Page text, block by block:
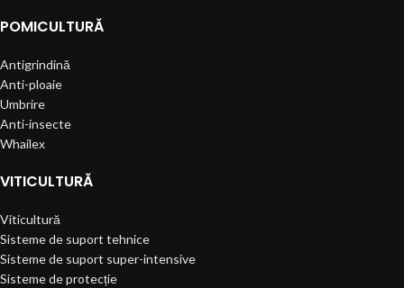
POMICULTURĂ
Antigrindină
Anti-ploaie
Umbrire
Anti-insecte
Whailex
VITICULTURĂ
Viticultură
Sisteme de suport tehnice
Sisteme de suport super-intensive
Sisteme de protecție